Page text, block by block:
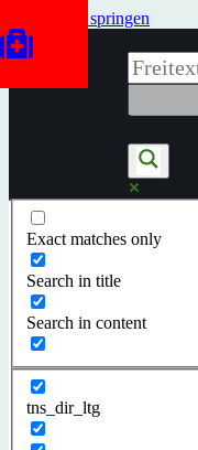
Zum Inhalt springen
Exact matches only
Search in title
Search in content
tns_dir_ltg